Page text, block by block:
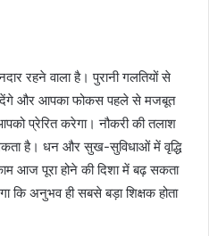
रहने वाला है। पुरानी गलतियों से
देंगे और आपका फोकस पहले से मजबूत
प्रेरित करेगा। नौकरी की तलाश
है। धन और सुख-सुविधाओं में वृद्धि
आज पूरा होने की दिशा में बढ़ सकता
अनुभव ही सबसे बड़ा शिक्षक होता